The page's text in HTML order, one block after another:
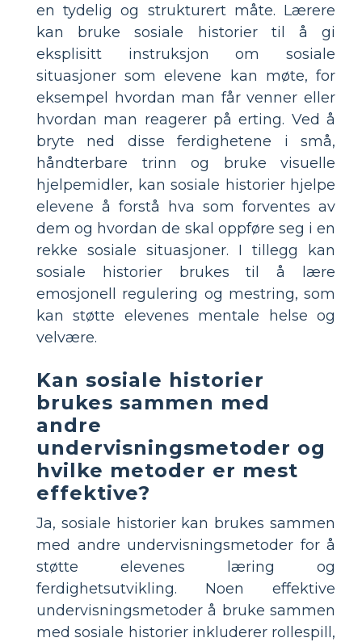
en tydelig og strukturert måte. Lærere
kan bruke sosiale historier til å gi
eksplisitt instruksjon om sosiale
situasjoner som elevene kan møte, for
eksempel hvordan man får venner eller
hvordan man reagerer på erting. Ved å
bryte ned disse ferdighetene i små,
håndterbare trinn og bruke visuelle
hjelpemidler, kan sosiale historier hjelpe
elevene å forstå hva som forventes av
dem og hvordan de skal oppføre seg i en
rekke sosiale situasjoner. I tillegg kan
sosiale historier brukes til å lære
emosjonell regulering og mestring, som
kan støtte elevenes mentale helse og
velvære.
Kan sosiale historier
brukes sammen med
andre
undervisningsmetoder og
hvilke metoder er mest
effektive?
Ja, sosiale historier kan brukes sammen
med andre undervisningsmetoder for å
støtte elevenes læring og
ferdighetsutvikling. Noen effektive
undervisningsmetoder å bruke sammen
med sosiale historier inkluderer rollespill,